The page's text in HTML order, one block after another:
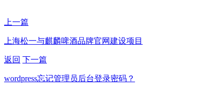
上一篇
上海松一与麒麟啤酒品牌官网建设项目
返回 下一篇
wordpress忘记管理员后台登录密码？